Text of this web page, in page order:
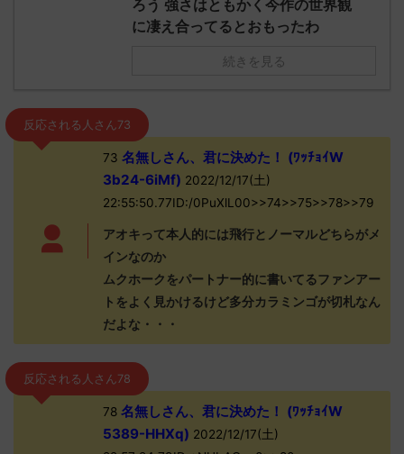
ろう 強さはともかく今作の世界観
に凄え合ってるとおもったわ
続きを見る
反応される人さん73
73 名無しさん、君に決めた！ (ﾜｯﾁｮｲW
3b24-6iMf) 2022/12/17(土)
22:55:50.77ID:/0PuXlL00>>74>>75>>78>>79
アオキって本人的には飛行とノーマルどちらがメ
インなのか
ムクホークをパートナー的に書いてるファンアー
トをよく見かけるけど多分カラミンゴが切札なん
だよな・・・
反応される人さん78
78名無しさん、君に決めた！ (ﾜｯﾁｮｲW
5389-HHXq) 2022/12/17(土)